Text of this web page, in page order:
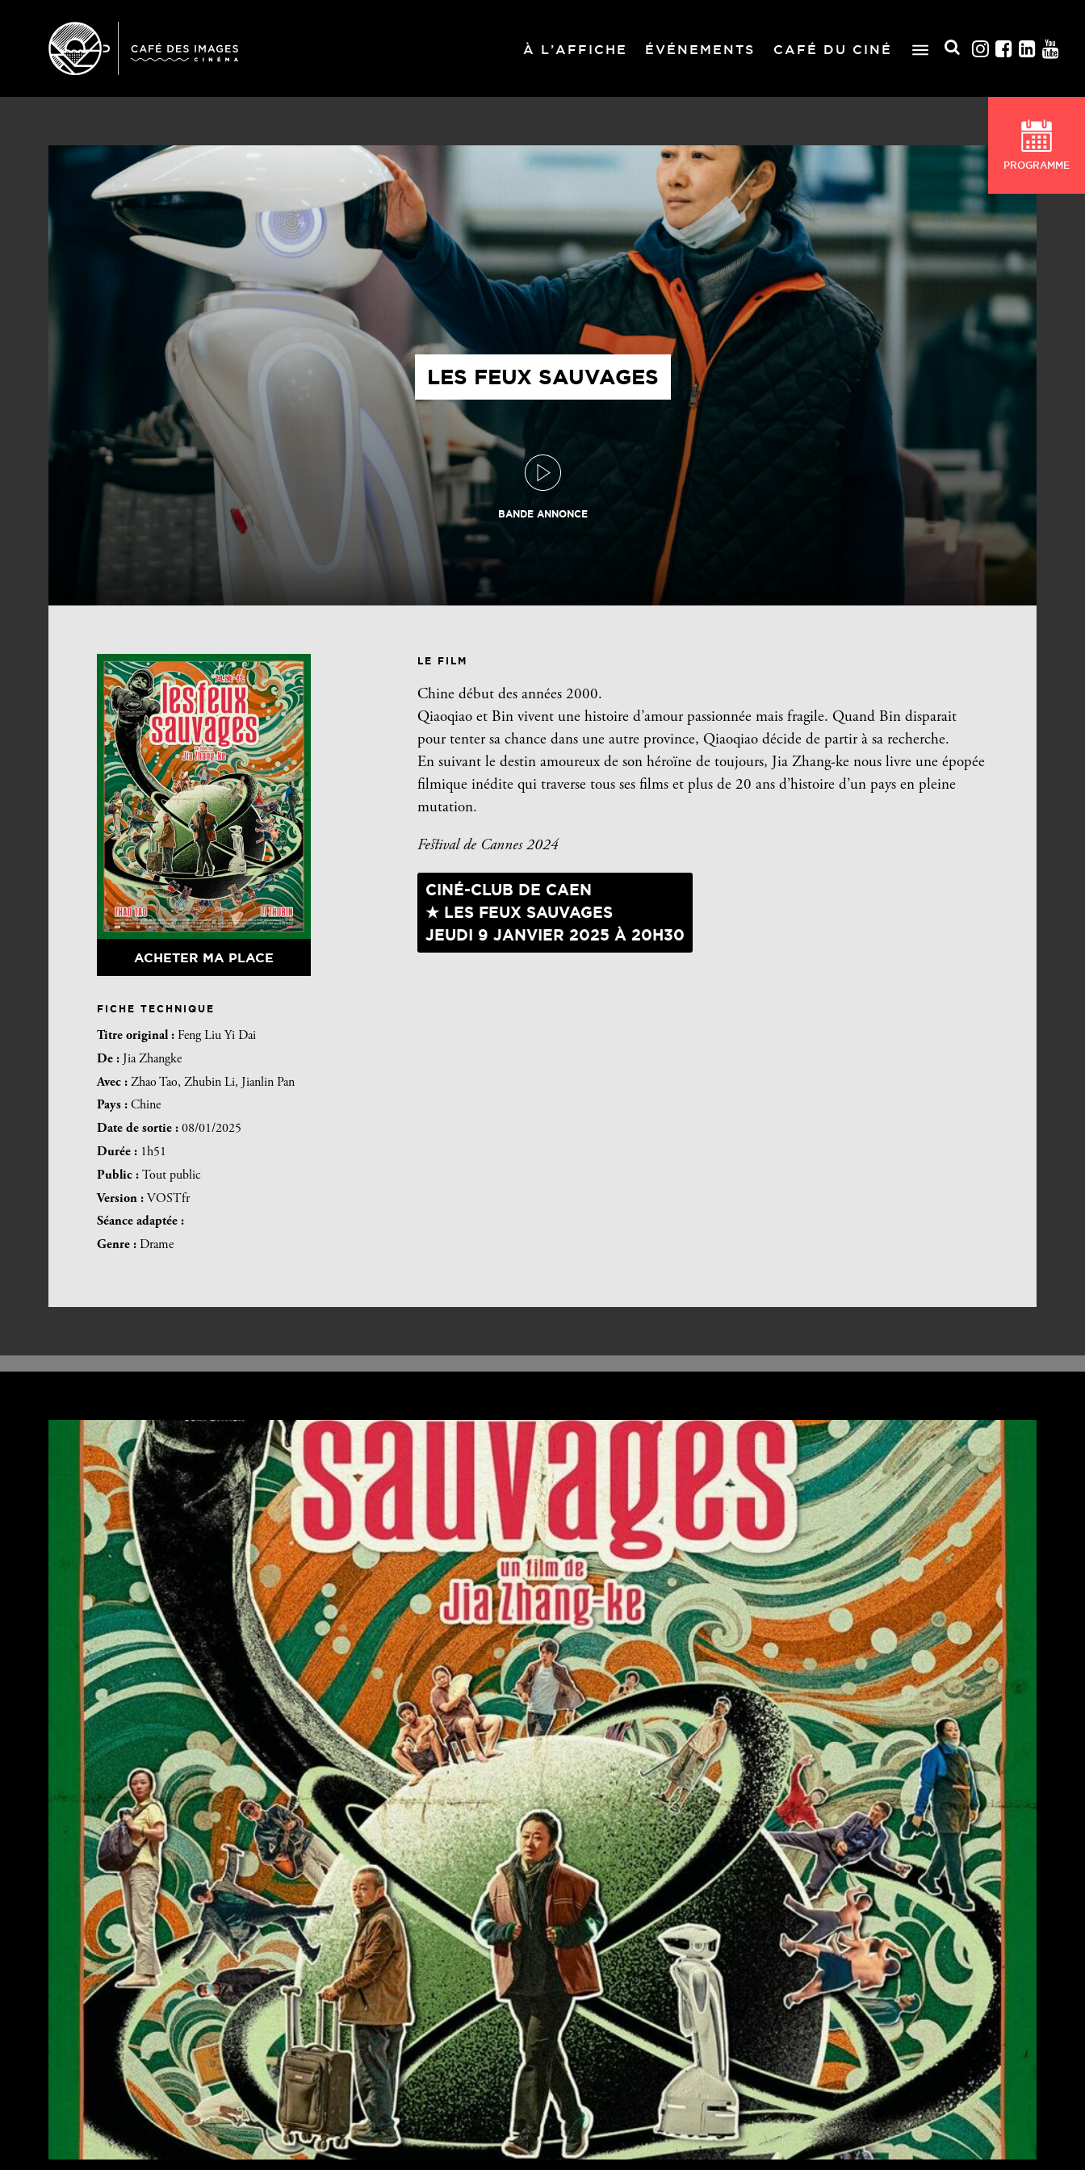
À L’AFFICHE ÉVÉNEMENTS CAFÉ DU CINÉ
LES FEUX SAUVAGES
BANDE ANNONCE
ACHETER MA PLACE
FICHE TECHNIQUE
Titre original : Feng Liu Yi Dai
De : Jia Zhangke
Avec : Zhao Tao, Zhubin Li, Jianlin Pan
Pays : Chine
Date de sortie : 08/01/2025
Durée : 1h51
Public : Tout public
Version : VOSTfr
Séance adaptée :
Genre : Drame
LE FILM
Chine début des années 2000.
Qiaoqiao et Bin vivent une histoire d’amour passionnée mais fragile. Quand Bin disparait
pour tenter sa chance dans une autre province, Qiaoqiao décide de partir à sa recherche.
En suivant le destin amoureux de son héroïne de toujours, Jia Zhang-ke nous livre une épopée
filmique inédite qui traverse tous ses films et plus de 20 ans d’histoire d’un pays en pleine
mutation.
Festival de Cannes 2024
CINÉ-CLUB DE CAEN
★ LES FEUX SAUVAGES
JEUDI 9 JANVIER 2025 À 20H30
PROGRAMME